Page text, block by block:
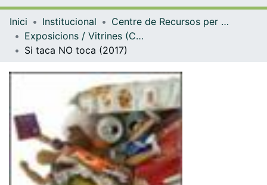
Navega per tot el DD
Com publicar
Contacte
Inici Institucional
Centre de Recursos per a l'Aprenentatge i la Investigació (CRAI-UB) - Institucional
Exposicions / Vitrines (CRAI-UB)
Si taca NO toca (2017)